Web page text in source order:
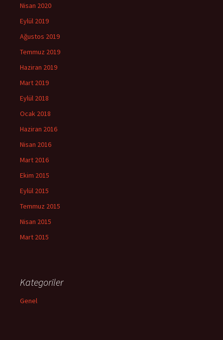
Nisan 2020
Eylül 2019
Ağustos 2019
Temmuz 2019
Haziran 2019
Mart 2019
Eylül 2018
Ocak 2018
Haziran 2016
Nisan 2016
Mart 2016
Ekim 2015
Eylül 2015
Temmuz 2015
Nisan 2015
Mart 2015
Kategoriler
Genel